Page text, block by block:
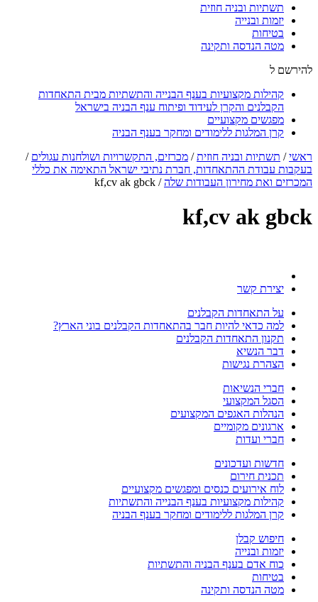
תשתיות ובניה חוזית
יזמות ובנייה
בטיחות
מטה הנדסה ותקינה
להירשם ל
קהילות מקצועיות בענף הבנייה והתשתיות מבית התאחדות
הקבלנים והקרן לעידוד ופיתוח ענף הבניה בישראל
מפגשים מקצועיים
קרן המלגות ללימודים ומחקר בענף הבניה
ראשי/ תשתיות ובניה חוזית/ מכרזים, התקשרויות ושולחנות עגולים /
בעקבות עבודת ההתאחדות, חברת נתיבי ישראל התאימה את כללי
המכרזים ואת מחירון העבודות שלה/
kf,cv ak gbck
kf,cv ak gbck
יצירת קשר
על התאחדות הקבלנים
למה כדאי להיות חבר בהתאחדות הקבלנים בוני הארץ?
תקנון התאחדות הקבלנים
דבר הנשיא
הצהרת נגישות
חברי הנשיאות
הסגל המקצועי
הנהלות האגפים המקצועים
ארגונים מקומיים
חברי ועדות
חדשות ועדכונים
תכנית חירום
לוח אירועים כנסים ומפגשים מקצועיים
קהילות מקצועיות בענף הבנייה והתשתיות
קרן המלגות ללימודים ומחקר בענף הבניה
חיפוש קבלן
יזמות ובנייה
כוח אדם בענף הבניה והתשתיות
בטיחות
מטה הנדסה ותקינה